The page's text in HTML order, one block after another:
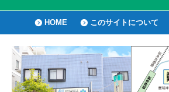
HOME このサイトについて